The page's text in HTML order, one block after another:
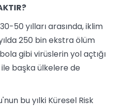
50 yılları arasında, iklim
250 bin ekstra ölüm
gibi virüslerin yol açtığı
başka ülkelere de
bu yılki Küresel Risk